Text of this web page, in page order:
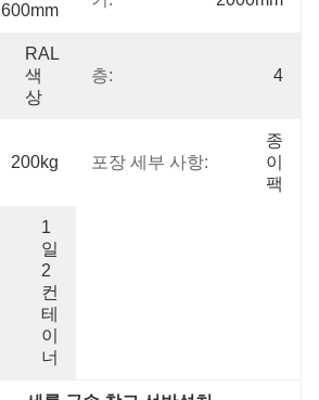
600mm
RAL
색
상
층: 4
200kg 포장 세부 사항:
종
이
팩
1
일
2
컨
테
이
너